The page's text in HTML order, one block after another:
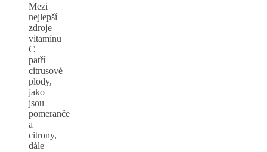
Mezi
nejlepší
zdroje
vitamínu
C
patří
citrusové
plody,
jako
jsou
pomeranče
a
citrony,
dále